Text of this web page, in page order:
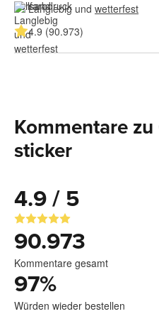
Langlebig und wetterfest
4.9 (90.973)
Kommentare zu
sticker
4.9 / 5
90.973
Kommentare gesamt
97%
Würden wieder bestellen